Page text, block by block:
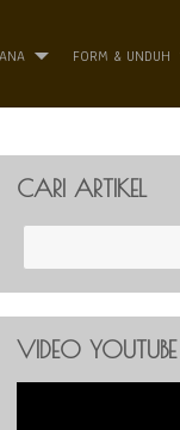
FORM & UNDUH
CARI ARTIKEL
VIDEO YOUTUBE